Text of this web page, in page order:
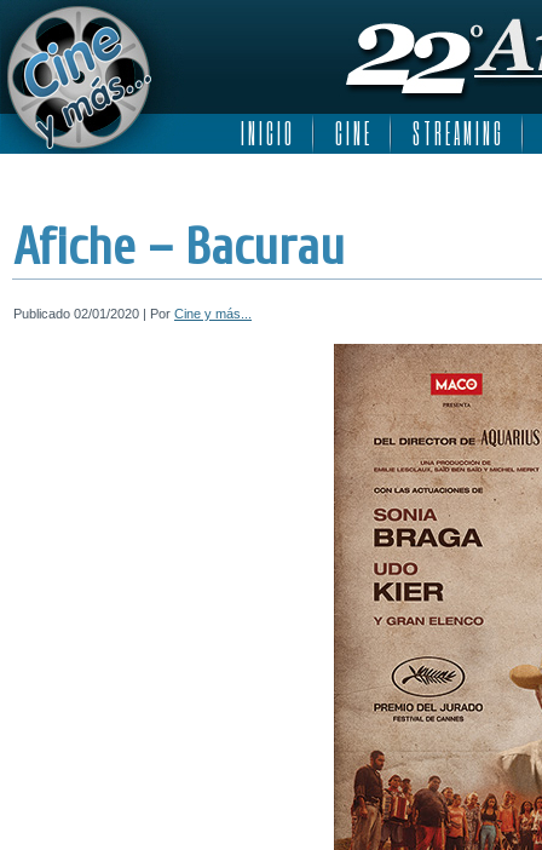
I N I C I O C I N E S T R E A M I N G
Afiche – Bacurau
Publicado 02/01/2020 | Por Cine y más...